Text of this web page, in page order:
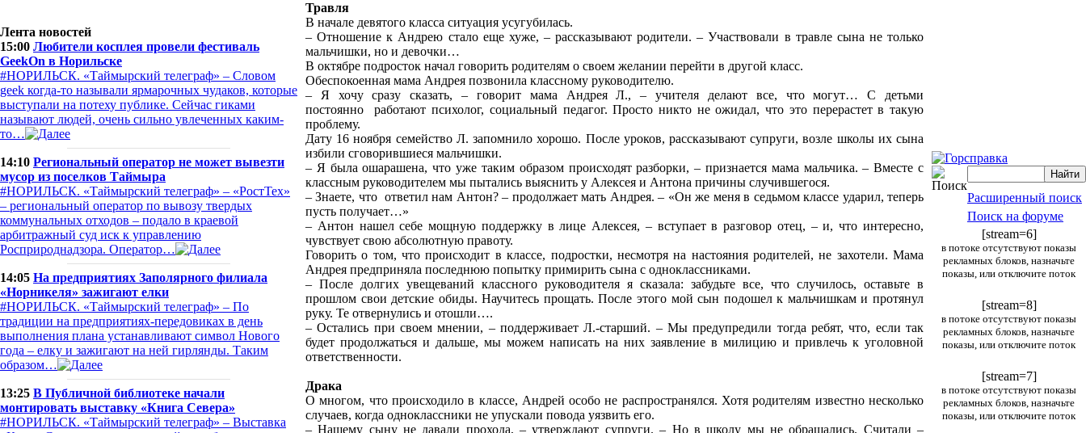
Лента новостей
15:00 Любители косплея провели фестиваль
GeekOn в Норильске
#НОРИЛЬСК. «Таймырский телеграф» – Словом
geek когда-то называли ярмарочных чудаков, которые
выступали на потеху публике. Сейчас гиками
называют людей, очень сильно увлеченных каким-
то…
14:10 Региональный оператор не может вывезти
мусор из поселков Таймыра
#НОРИЛЬСК. «Таймырский телеграф» – «РостТех»
– региональный оператор по вывозу твердых
коммунальных отходов – подало в краевой
арбитражный суд иск к управлению
Росприроднадзора. Оператор…
14:05 На предприятиях Заполярного филиала
«Норникеля» зажигают елки
#НОРИЛЬСК. «Таймырский телеграф» – По
традиции на предприятиях-передовиках в день
выполнения плана устанавливают символ Нового
года – елку и зажигают на ней гирлянды. Таким
образом…
13:25 В Публичной библиотеке начали
монтировать выставку «Книга Севера»
#НОРИЛЬСК. «Таймырский телеграф» – Выставка
Травля
В начале девятого класса ситуация усугубилась.
– Отношение к Андрею стало еще хуже, – рассказывают родители. – Участвовали в травле сына не только
мальчишки, но и девочки…
В октябре подросток начал говорить родителям о своем желании перейти в другой класс.
Обеспокоенная мама Андрея позвонила классному руководителю.
– Я хочу сразу сказать, – говорит мама Андрея Л., – учителя делают все, что могут… С детьми
постоянно работают психолог, социальный педагог. Просто никто не ожидал, что это перерастет в такую
проблему.
Дату 16 ноября семейство Л. запомнило хорошо. После уроков, рассказывают супруги, возле школы их сына
избили сговорившиеся мальчишки.
– Я была ошарашена, что уже таким образом происходят разборки, – признается мама мальчика. – Вместе с
классным руководителем мы пытались выяснить у Алексея и Антона причины случившегося.
– Знаете, что ответил нам Антон? – продолжает мать Андрея. – «Он же меня в седьмом классе ударил, теперь
пусть получает…»
– Антон нашел себе мощную поддержку в лице Алексея, – вступает в разговор отец, – и, что интересно,
чувствует свою абсолютную правоту.
Говорить о том, что происходит в классе, подростки, несмотря на настояния родителей, не захотели. Мама
Андрея предприняла последнюю попытку примирить сына с одноклассниками.
– После долгих увещеваний классного руководителя я сказала: забудьте все, что случилось, оставьте в
прошлом свои детские обиды. Научитесь прощать. После этого мой сын подошел к мальчишкам и протянул
руку. Те отвернулись и отошли….
– Остались при своем мнении, – поддерживает Л.-старший. – Мы предупредили тогда ребят, что, если так
будет продолжаться и дальше, мы можем написать на них заявление в милицию и привлечь к уголовной
ответственности.
Драка
О многом, что происходило в классе, Андрей особо не распространялся. Хотя родителям известно несколько
случаев, когда одноклассники не упускали повода уязвить его.
– Нашему сыну не давали прохода, – утверждают супруги. – Но в школу мы не обращались. Считали –
Расширенный поиск
Поиск на форуме
[stream=6]
в потоке отсутствуют показы
рекламных блоков, назначьте
показы, или отключите поток
[stream=8]
в потоке отсутствуют показы
рекламных блоков, назначьте
показы, или отключите поток
[stream=7]
в потоке отсутствуют показы
рекламных блоков, назначьте
показы, или отключите поток